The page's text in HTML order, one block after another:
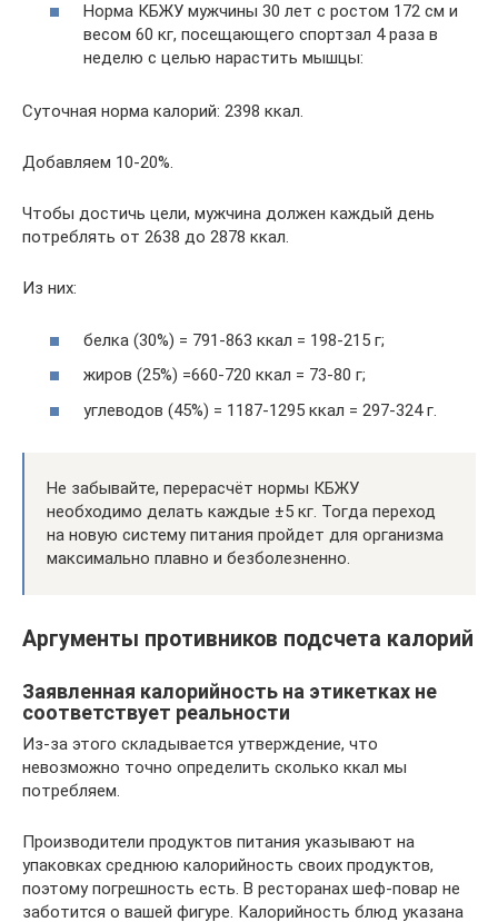
Норма КБЖУ мужчины 30 лет с ростом 172 см и
весом 60 кг, посещающего спортзал 4 раза в
неделю с целью нарастить мышцы:
Суточная норма калорий: 2398 ккал.
Добавляем 10-20%.
Чтобы достичь цели, мужчина должен каждый день
потреблять от 2638 до 2878 ккал.
Из них:
белка (30%) = 791-863 ккал = 198-215 г;
жиров (25%) =660-720 ккал = 73-80 г;
углеводов (45%) = 1187-1295 ккал = 297-324 г.
Не забывайте, перерасчёт нормы КБЖУ
необходимо делать каждые ±5 кг. Тогда переход
на новую систему питания пройдет для организма
максимально плавно и безболезненно.
Аргументы противников подсчета калорий
Заявленная калорийность на этикетках не
соответствует реальности
Из-за этого складывается утверждение, что
невозможно точно определить сколько ккал мы
потребляем.
Производители продуктов питания указывают на
упаковках среднюю калорийность своих продуктов,
поэтому погрешность есть. В ресторанах шеф-повар не
заботится о вашей фигуре. Калорийность блюд указана